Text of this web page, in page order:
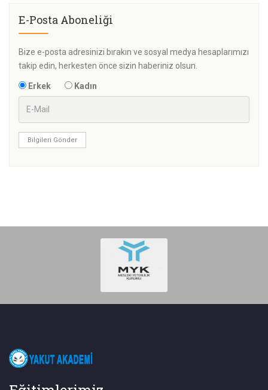
E-Posta Aboneliği
Bize e-posta adresinizi bırakın ve sosyal medya hesaplarımızı
takip edin, herkesten önce sizin haberiniz olsun.
Erkek Kadın
Bilgileri Gönder